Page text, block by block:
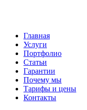
Главная
Услуги
Портфолио
Статьи
Гарантии
Почему мы
Тарифы и цены
Контакты